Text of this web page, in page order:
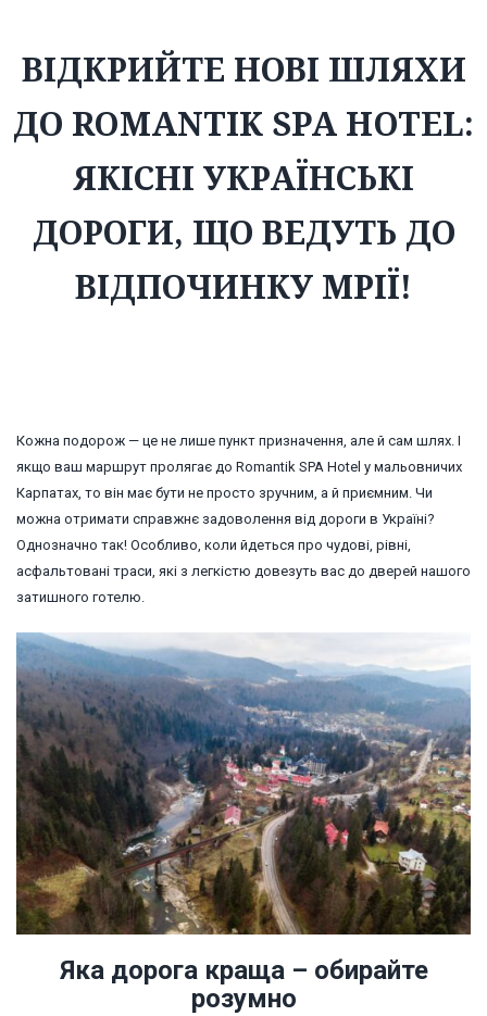
ВІДКРИЙТЕ НОВІ ШЛЯХИ
ДО ROMANTIK SPA HOTEL:
ЯКІСНІ УКРАЇНСЬКІ
ДОРОГИ, ЩО ВЕДУТЬ ДО
ВІДПОЧИНКУ МРІЇ!
Кожна подорож — це не лише пункт призначення, але й сам шлях. І
якщо ваш маршрут пролягає до Romantik SPA Hotel у мальовничих
Карпатах, то він має бути не просто зручним, а й приємним. Чи
можна отримати справжнє задоволення від дороги в Україні?
Однозначно так! Особливо, коли йдеться про чудові, рівні,
асфальтовані траси, які з легкістю довезуть вас до дверей нашого
затишного готелю.
Яка дорога краща – обирайте
розумно